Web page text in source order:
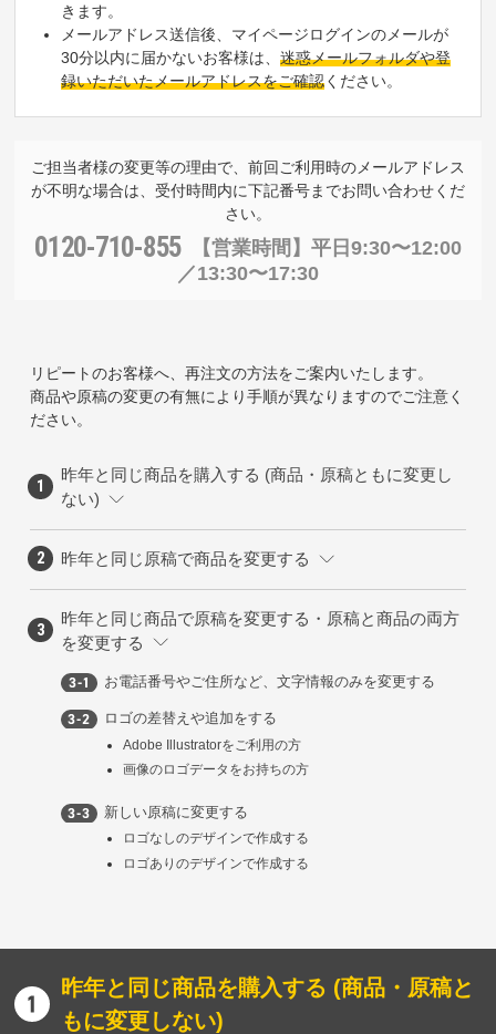
きます。
メールアドレス送信後、マイページログインのメールが
30分以内に届かないお客様は、迷惑メールフォルダや登
録いただいたメールアドレスをご確認ください。
ご担当者様の変更等の理由で、前回ご利用時のメールアドレス
が不明な場合は、受付時間内に下記番号までお問い合わせくだ
さい。
0120-710-855 【営業時間】 平日9:30〜12:00
／13:30〜17:30
リピートのお客様へ、再注文の方法をご案内いたします。
商品や原稿の変更の有無により手順が異なりますのでご注意く
ださい。
昨年と同じ商品を購入する (商品・原稿ともに変更し
ない)
昨年と同じ原稿で商品を変更する
昨年と同じ商品で原稿を変更する・原稿と商品の両方
を変更する
お電話番号やご住所など、文字情報のみを変更する
ロゴの差替えや追加をする
Adobe Illustratorをご利用の方
画像のロゴデータをお持ちの方
新しい原稿に変更する
ロゴなしのデザインで作成する
ロゴありのデザインで作成する
昨年と同じ商品を購入する (商品・原稿と
もに変更しない)